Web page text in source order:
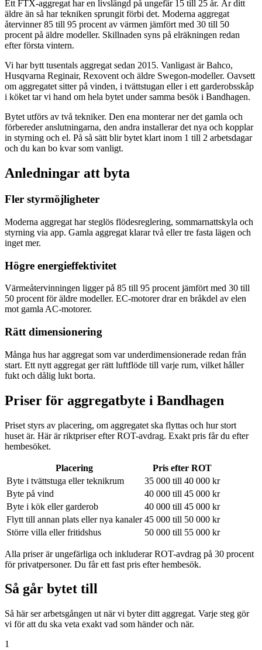
Ett FTX-aggregat har en livslängd på ungefär 15 till 25 år. Är ditt
äldre än så har tekniken sprungit förbi det. Moderna aggregat
återvinner 85 till 95 procent av värmen jämfört med 30 till 50
procent på äldre modeller. Skillnaden syns på elräkningen redan
efter första vintern.
Vi har bytt tusentals aggregat sedan 2015. Vanligast är Bahco,
Husqvarna Reginair, Rexovent och äldre Swegon-modeller. Oavsett
om aggregatet sitter på vinden, i tvättstugan eller i ett garderobsskåp
i köket tar vi hand om hela bytet under samma besök i Bandhagen.
Bytet utförs av två tekniker. Den ena monterar ner det gamla och
förbereder anslutningarna, den andra installerar det nya och kopplar
in styrning och el. På så sätt blir bytet klart inom 1 till 2 arbetsdagar
och du kan bo kvar som vanligt.
Anledningar att byta
Fler styrmöjligheter
Moderna aggregat har steglös flödesreglering, sommarnattskyla och
styrning via app. Gamla aggregat klarar två eller tre fasta lägen och
inget mer.
Högre energieffektivitet
Värmeåtervinningen ligger på 85 till 95 procent jämfört med 30 till
50 procent för äldre modeller. EC-motorer drar en bråkdel av elen
mot gamla AC-motorer.
Rätt dimensionering
Många hus har aggregat som var underdimensionerade redan från
start. Ett nytt aggregat ger rätt luftflöde till varje rum, vilket håller
fukt och dålig lukt borta.
Priser för aggregatbyte i Bandhagen
Priset styrs av placering, om aggregatet ska flyttas och hur stort
huset är. Här är riktpriser efter ROT-avdrag. Exakt pris får du efter
hembesöket.
Placering
Pris efter ROT
Byte i tvättstuga eller teknikrum
35 000 till 40 000 kr
Byte på vind
40 000 till 45 000 kr
Byte i kök eller garderob
40 000 till 45 000 kr
Flytt till annan plats eller nya kanaler 45 000 till 50 000 kr
Större villa eller fritidshus
50 000 till 55 000 kr
Alla priser är ungefärliga och inkluderar ROT-avdrag på 30 procent
för privatpersoner. Du får ett fast pris efter hembesök.
Så går bytet till
Så här ser arbetsgången ut när vi byter ditt aggregat. Varje steg gör
vi för att du ska veta exakt vad som händer och när.
1